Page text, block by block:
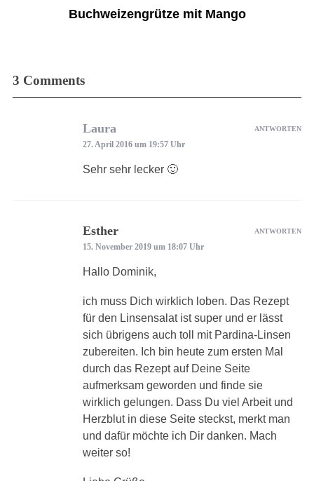
Buchweizengrütze mit Mango
3 Comments
Laura
27. April 2016 um 19:57 Uhr
Sehr sehr lecker 🙂
ANTWORTEN
Esther
15. November 2019 um 18:07 Uhr
Hallo Dominik,
ich muss Dich wirklich loben. Das Rezept
für den Linsensalat ist super und er lässt
sich übrigens auch toll mit Pardina-Linsen
zubereiten. Ich bin heute zum ersten Mal
durch das Rezept auf Deine Seite
aufmerksam geworden und finde sie
wirklich gelungen. Dass Du viel Arbeit und
Herzblut in diese Seite steckst, merkt man
und dafür möchte ich Dir danken. Mach
weiter so!
ANTWORTEN